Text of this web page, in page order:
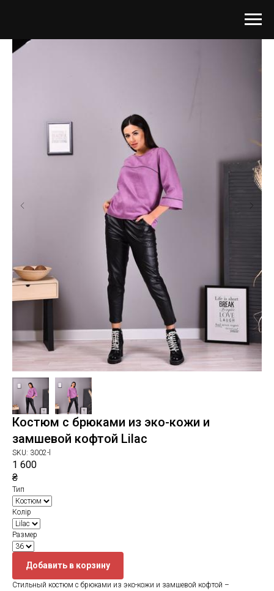
Костюм с брюками из эко-кожи и
замшевой кофтой Lilac
SKU: 3002-l
1 600
₴
Тип
Колір
Размер
Добавить в корзину
Стильный костюм с брюками из эко-кожи и замшевой кофтой –